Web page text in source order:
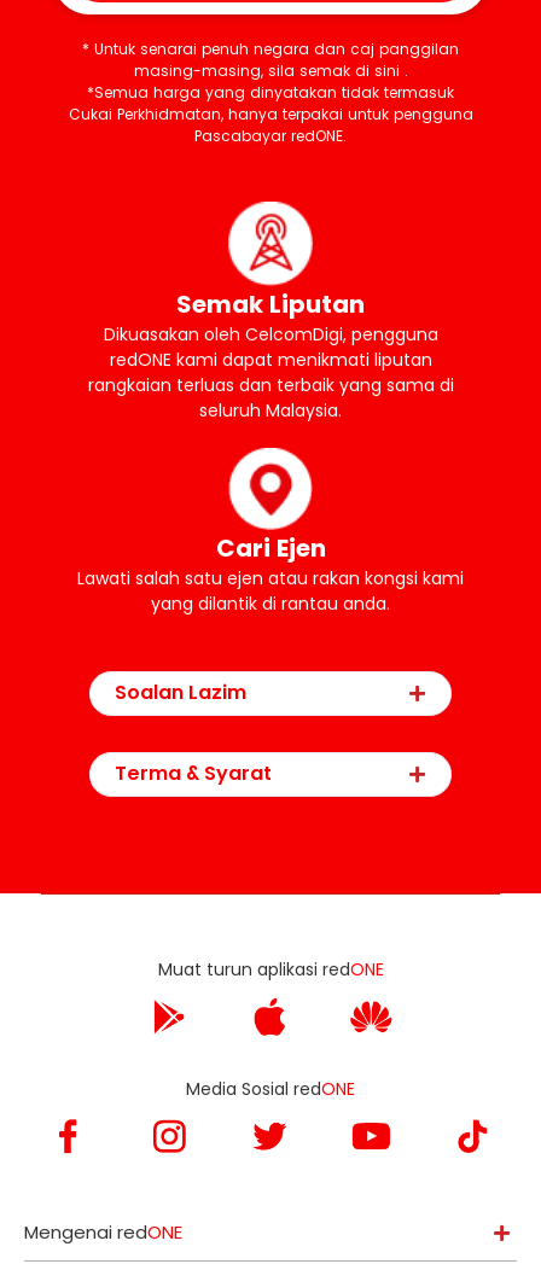
* Untuk senarai penuh negara dan caj panggilan
masing-masing, sila semak di sini .
*Semua harga yang dinyatakan tidak termasuk
Cukai Perkhidmatan, hanya terpakai untuk pengguna
Pascabayar redONE.
Semak Liputan
Dikuasakan oleh CelcomDigi, pengguna
redONE kami dapat menikmati liputan
rangkaian terluas dan terbaik yang sama di
seluruh Malaysia.
Cari Ejen
Lawati salah satu ejen atau rakan kongsi kami
yang dilantik di rantau anda.
Soalan Lazim
Terma & Syarat
Muat turun aplikasi redONE
Media Sosial redONE
Mengenai redONE